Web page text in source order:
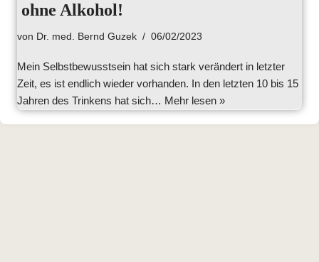
ohne Alkohol!
von Dr. med. Bernd Guzek 06/02/2023
Mein Selbstbewusstsein hat sich stark verändert in letzter
Zeit, es ist endlich wieder vorhanden. In den letzten 10 bis 15
Jahren des Trinkens hat sich… Mehr lesen »